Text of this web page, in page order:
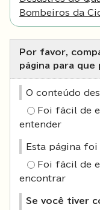
Bombeiros da
Por favor,
página para que
O conteúdo
Foi fácil de
entender
Esta página
Foi fácil de
encontrar
Se você tiver